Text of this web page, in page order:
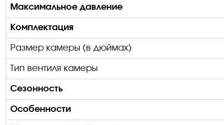
Максимальное давление
Комплектация
Размер камеры (в дюймах)
Тип вентиля камеры
Сезонность
Особенности